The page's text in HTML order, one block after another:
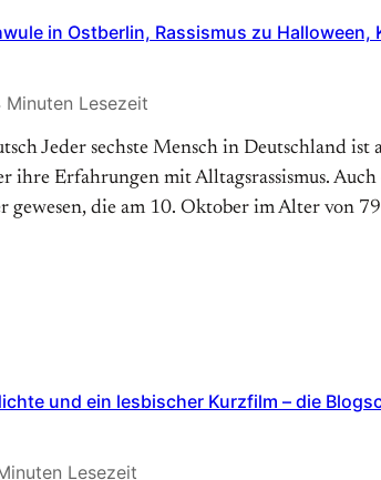
in Ostberlin, Rassismus zu
Minuten Lesezeit
Jeder sechste Mensch in Deutschland
ihre Erfahrungen mit Alltagsrassismus.
gewesen, die am 10. Oktober im Alter von 79
und ein lesbischer Kurzfilm – die
Lesezeit